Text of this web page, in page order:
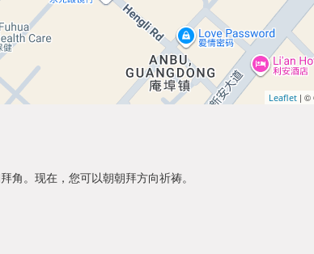
Leaflet | ©
。现在，您可以朝朝拜方向祈祷。